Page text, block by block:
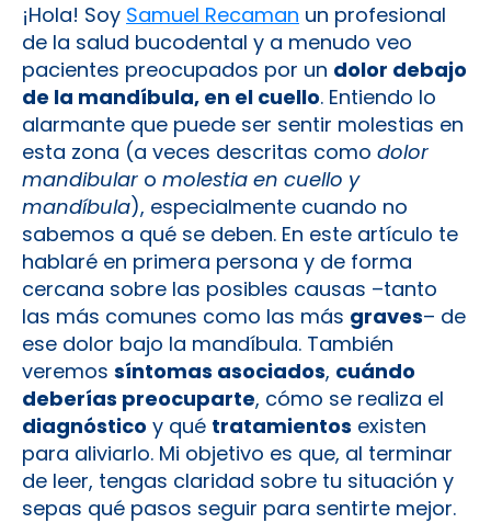
¡Hola! Soy Samuel Recaman un profesional
de la salud bucodental y a menudo veo
pacientes preocupados por un dolor debajo
de la mandíbula, en el cuello. Entiendo lo
alarmante que puede ser sentir molestias en
esta zona (a veces descritas como dolor
mandibular o molestia en cuello y
mandíbula), especialmente cuando no
sabemos a qué se deben. En este artículo te
hablaré en primera persona y de forma
cercana sobre las posibles causas –tanto
las más comunes como las más graves– de
ese dolor bajo la mandíbula. También
veremos síntomas asociados, cuándo
deberías preocuparte, cómo se realiza el
diagnóstico y qué tratamientos existen
para aliviarlo. Mi objetivo es que, al terminar
de leer, tengas claridad sobre tu situación y
sepas qué pasos seguir para sentirte mejor.